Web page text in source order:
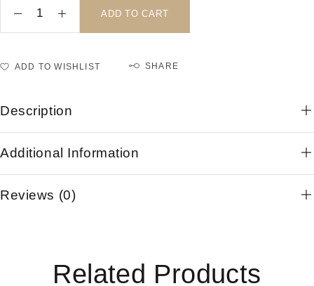
ADD TO CART
ADD TO WISHLIST SHARE
Description
Additional Information
Reviews (0)
Related Products